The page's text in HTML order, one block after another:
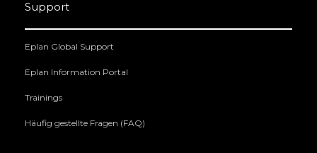
Support
Eplan Global Support
Eplan Information Portal
Trainings
Häufig gestellte Fragen (FAQ)